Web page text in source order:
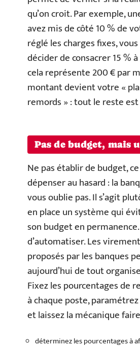
qu’on croit. Par exemple,
avez mis de côté 10 % de
réglé les charges fixes,
décider de consacrer 15 %
cela représente 200 € par
montant devient votre «
remords » : tout le reste
Pas de budget, mais
Ne pas établir de budget, ce
dépenser au hasard : la
vous oublie pas. Il s’agit
en place un système qui
son budget en permanence.
d’automatiser. Les
proposés par les banques
aujourd’hui de tout
Fixez les pourcentages de
à chaque poste,
et laissez la mécanique
déterminez les pourcentages à